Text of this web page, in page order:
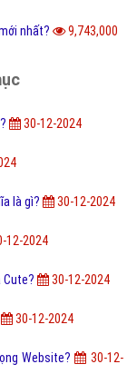
nhất? 9,743,000
30-12-2024
là gì? 30-12-2024
12-2024
Cute? 30-12-2024
30-12-2024
Website?
30-12-